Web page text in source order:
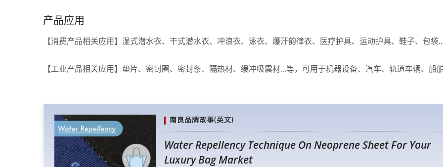
产品应用
【消费产品相关应用】湿式潜水衣、干式潜水衣、冲浪衣、泳衣、爆汗韵律衣、医疗护具、运动护具、鞋子、包袋…
【工业产品相关应用】垫片、密封圈、密封条、隔热材、缓冲吸震材…等，可用于机器设备、汽车、轨道车辆、船舶
南良品牌故事(英文)
Water Repellency Technique On Neoprene Sheet For Your
Luxury Bag Market